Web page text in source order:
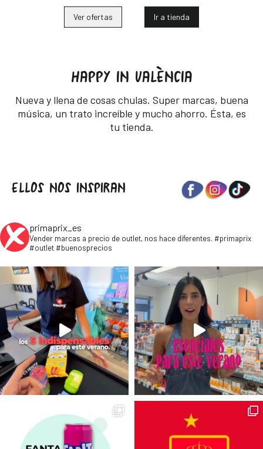
Ver ofertas Ir a tienda
HAPPY IN VALÈNCIA
Nueva y llena de cosas chulas. Super marcas, buena
música, un trato increíble y mucho ahorro. Ésta, es
tu tienda.
ELLOS NOS INSPIRAN
primaprix_es
Vender marcas a precio de outlet, nos hace diferentes. #primaprix
#outlet #buenosprecios